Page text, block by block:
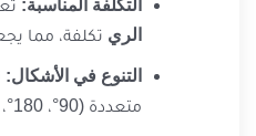
التكلفة المناسبة:
الري تكلفة، مما
التنوع في الأشكال:
متعددة (90°، 180°، 270°، 360°)